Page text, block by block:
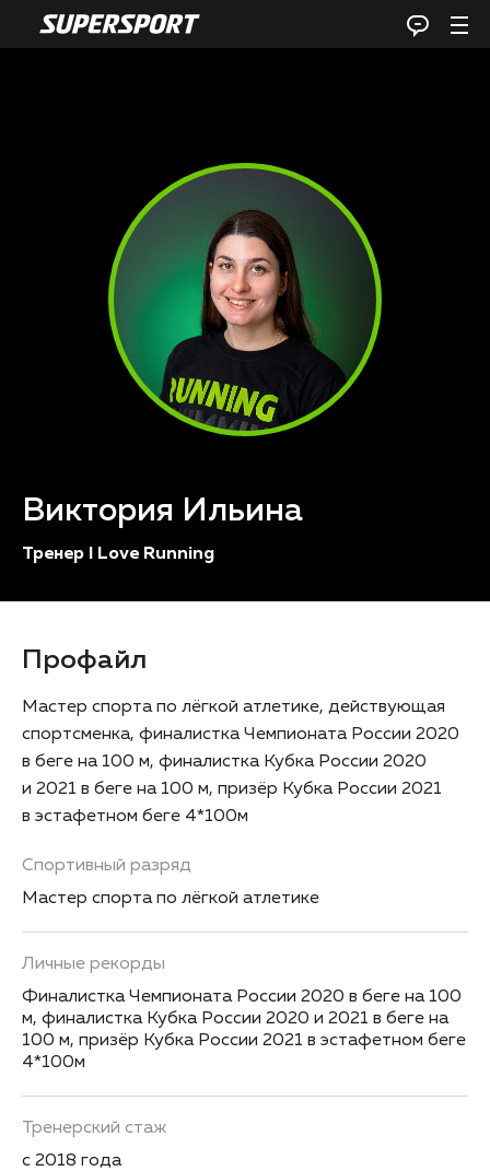
Виктория Ильина
Тренер I Love Running
Профайл
Мастер спорта по лёгкой атлетике, действующая
спортсменка, финалистка Чемпионата России 2020
в беге на 100 м, финалистка Кубка России 2020
и 2021 в беге на 100 м, призёр Кубка России 2021
в эстафетном беге 4*100м
Спортивный разряд
Мастер спорта по лёгкой атлетике
Личные рекорды
Финалистка Чемпионата России 2020 в беге на 100
м, финалистка Кубка России 2020 и 2021 в беге на
100 м, призёр Кубка России 2021 в эстафетном беге
4*100м
Тренерский стаж
с 2018 года